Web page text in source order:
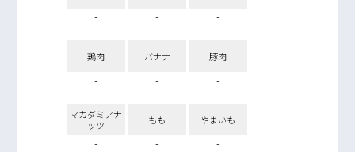
- - -
鶏肉
-
バナナ
-
豚肉
-
マカダミアナ
ッツ
-
もも
-
やまいも
-